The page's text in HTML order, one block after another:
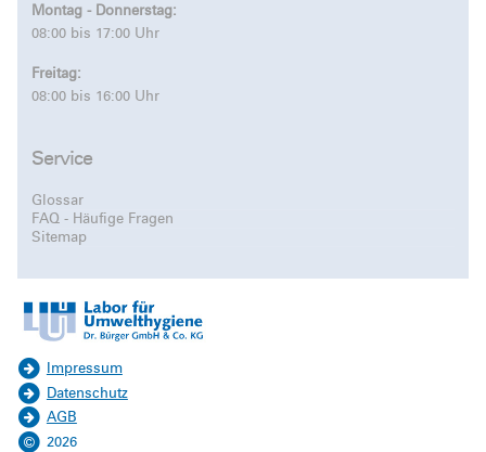
Montag - Donnerstag:
08:00 bis 17:00 Uhr
Freitag:
08:00 bis 16:00 Uhr
Service
Glossar
FAQ - Häufige Fragen
Sitemap
Impressum
Datenschutz
AGB
2026